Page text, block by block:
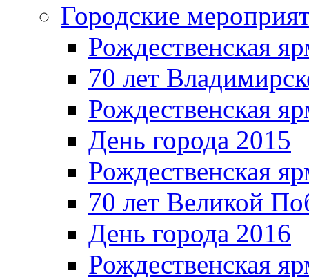
Городские
Рождественская
70 лет
Рождественская
День города 2015
Рождественская
70 лет Великой
День города 2016
Рождественская